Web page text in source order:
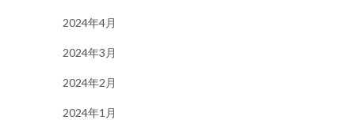
2024年4月
2024年3月
2024年2月
2024年1月